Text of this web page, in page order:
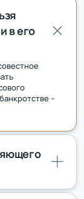
в его
–